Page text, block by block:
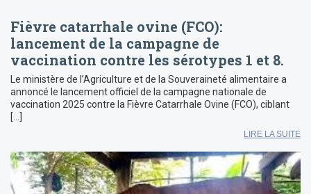
Fièvre catarrhale ovine (FCO):
lancement de la campagne de
vaccination contre les sérotypes 1 et 8.
Le ministère de l’Agriculture et de la Souveraineté alimentaire a
annoncé le lancement officiel de la campagne nationale de
vaccination 2025 contre la Fièvre Catarrhale Ovine (FCO), ciblant
[…]
LIRE LA SUITE